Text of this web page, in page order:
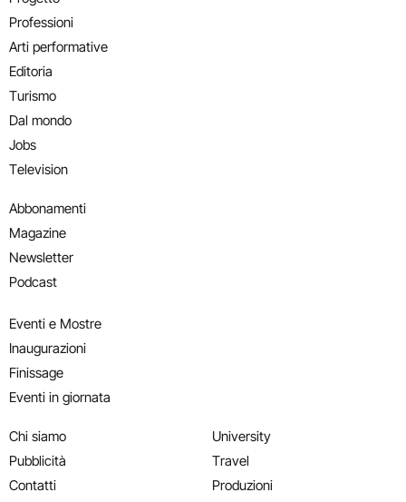
Professioni
Arti performative
Editoria
Turismo
Dal mondo
Jobs
Television
Abbonamenti
Magazine
Newsletter
Podcast
Eventi e Mostre
Inaugurazioni
Finissage
Eventi in giornata
Chi siamo
Pubblicità
Contatti
University
Travel
Produzioni